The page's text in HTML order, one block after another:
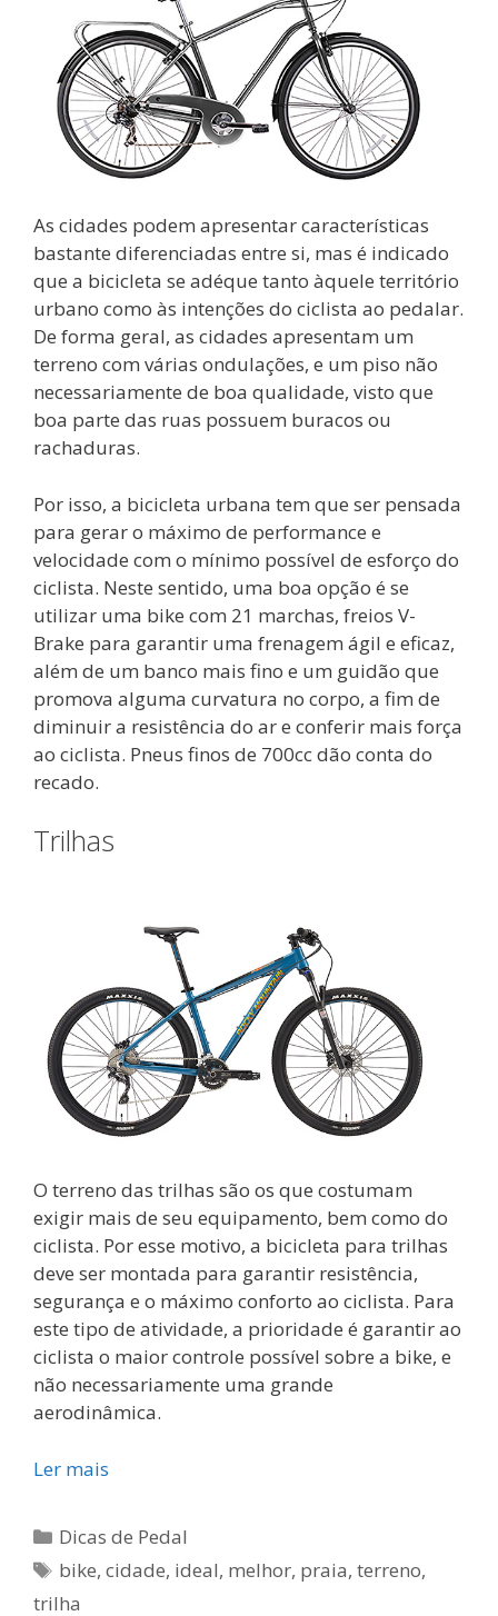
As cidades podem apresentar características
bastante diferenciadas entre si, mas é indicado
que a bicicleta se adéque tanto àquele território
urbano como às intenções do ciclista ao pedalar.
De forma geral, as cidades apresentam um
terreno com várias ondulações, e um piso não
necessariamente de boa qualidade, visto que
boa parte das ruas possuem buracos ou
rachaduras.
Por isso, a bicicleta urbana tem que ser pensada
para gerar o máximo de performance e
velocidade com o mínimo possível de esforço do
ciclista. Neste sentido, uma boa opção é se
utilizar uma bike com 21 marchas, freios V-
Brake para garantir uma frenagem ágil e eficaz,
além de um banco mais fino e um guidão que
promova alguma curvatura no corpo, a fim de
diminuir a resistência do ar e conferir mais força
ao ciclista. Pneus finos de 700cc dão conta do
recado.
Trilhas
O terreno das trilhas são os que costumam
exigir mais de seu equipamento, bem como do
ciclista. Por esse motivo, a bicicleta para trilhas
deve ser montada para garantir resistência,
segurança e o máximo conforto ao ciclista. Para
este tipo de atividade, a prioridade é garantir ao
ciclista o maior controle possível sobre a bike, e
não necessariamente uma grande
aerodinâmica.
Ler mais
Categorias
Dicas de Pedal
Tags
bike,cidade, ideal, melhor, praia,terreno,
trilha